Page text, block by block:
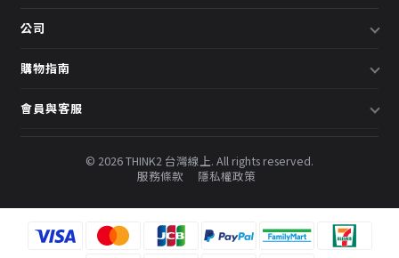
公司
關於我們
預約諮詢
購物指南
配送說明
常見問題
會員與客服
會員中心
© 2026 THINK2 台灣線上. All rights reserved.
服務條款
隱私權政策